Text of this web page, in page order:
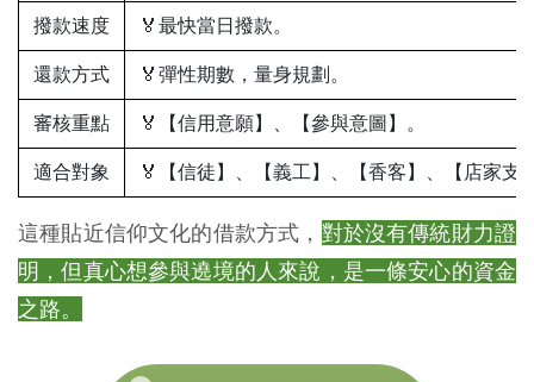
撥款速度 🏅最快當日撥款。
還款方式 🏅彈性期數，量身規劃。
審核重點 🏅【信用意願】、【參與意圖】。
適合對象 🏅【信徒】、【義工】、【香客】、【店家支
這種貼近信仰文化的借款方式， 對於沒有傳統財力證
明，但真心想參與遶境的人來說，是一條安心的資金
之路。